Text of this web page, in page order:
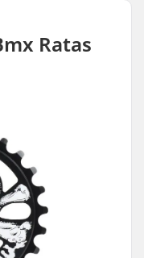
Ratas